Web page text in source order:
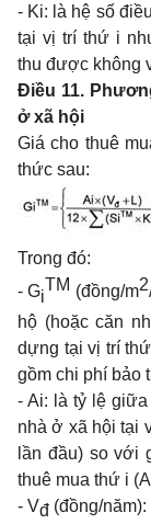
- Ki: là hệ số
tại vị trí thứ i
thu được không
Điều 11.
ở xã hội
Giá cho thuê
thức sau:
Trong đó:
- Gi
TM (đồng/m2
hộ (hoặc căn
dựng tại vị trí
gồm chi phí bảo
- Ai: là tỷ lệ
nhà ở xã hội tại
lần đầu) so với
thuê mua thứ i
- Vđ (đồng/